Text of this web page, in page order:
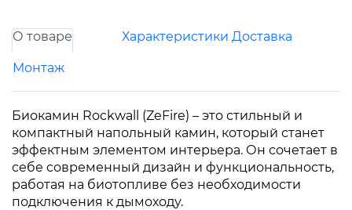
О товаре Характеристики Доставка
Монтаж
Биокамин Rockwall (ZeFire) – это стильный и
компактный напольный камин, который станет
эффектным элементом интерьера. Он сочетает в
себе современный дизайн и функциональность,
работая на биотопливе без необходимости
подключения к дымоходу.